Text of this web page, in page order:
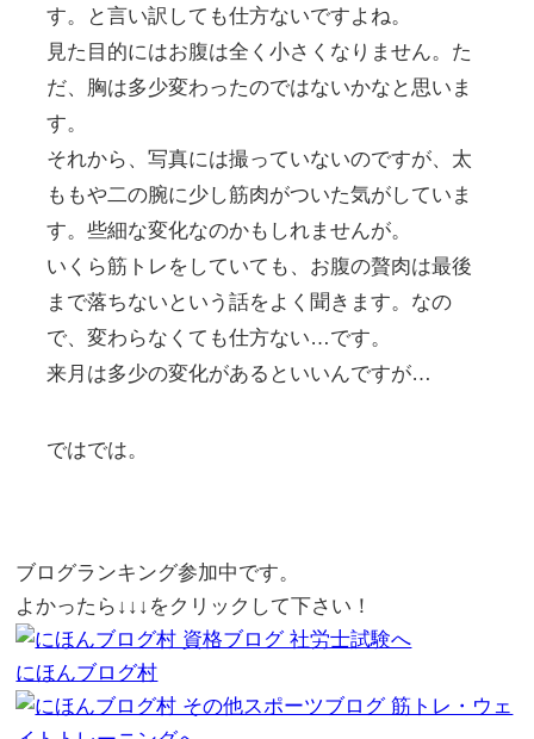
す。と言い訳しても仕方ないですよね。
見た目的にはお腹は全く小さくなりません。た
だ、胸は多少変わったのではないかなと思いま
す。
それから、写真には撮っていないのですが、太
ももや二の腕に少し筋肉がついた気がしていま
す。些細な変化なのかもしれませんが。
いくら筋トレをしていても、お腹の贅肉は最後
まで落ちないという話をよく聞きます。なの
で、変わらなくても仕方ない…です。
来月は多少の変化があるといいんですが…
ではでは。
ブログランキング参加中です。
よかったら↓↓↓をクリックして下さい！
にほんブログ村